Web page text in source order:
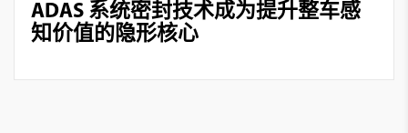
ADAS 系统密封技术成为提升整车感
知价值的隐形核心